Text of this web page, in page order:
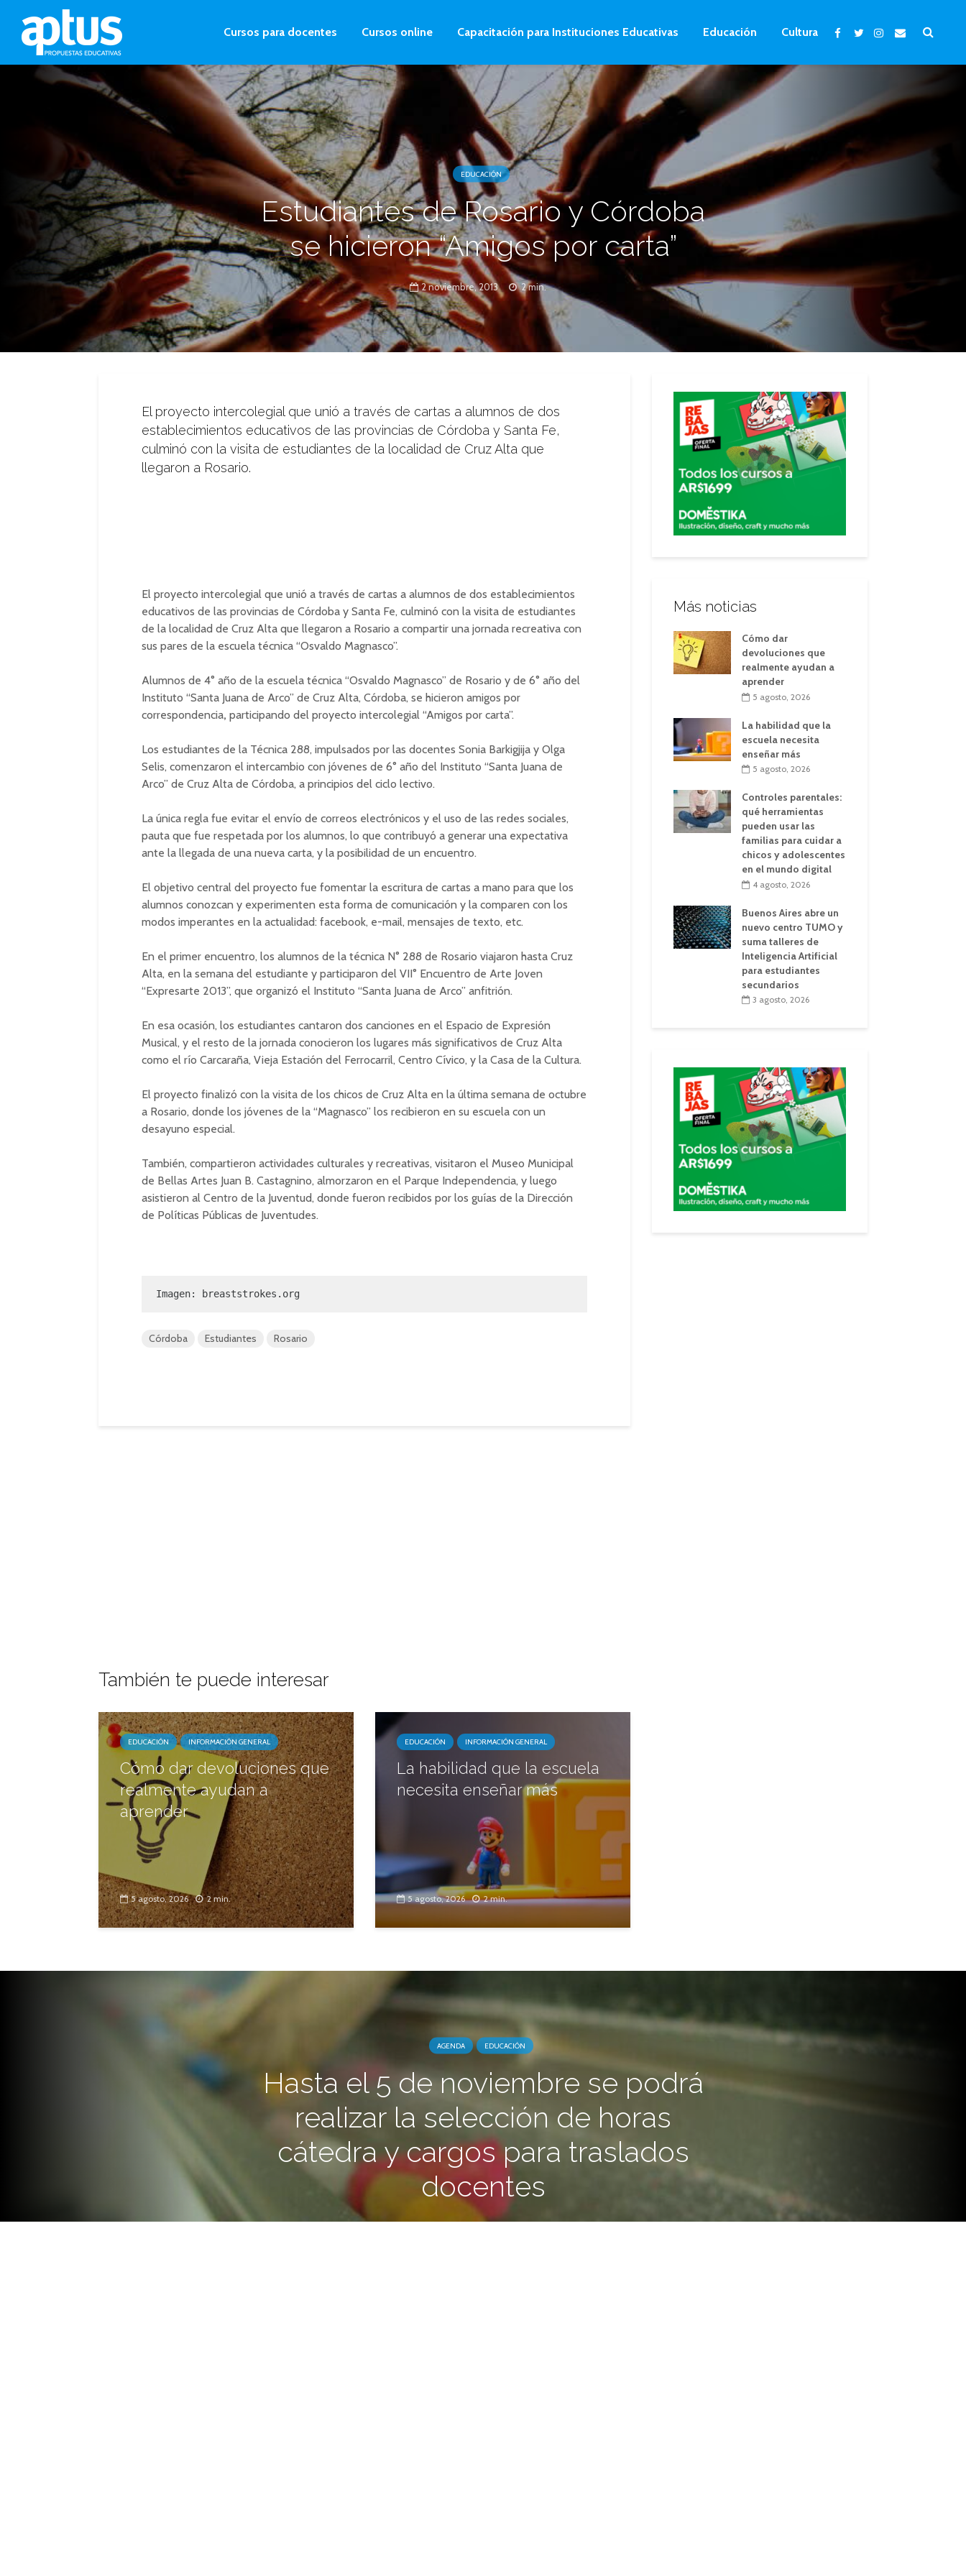
Cursos para docentes Cursos online Capacitación para Instituciones Educativas Educación Cultura
EDUCACIÓN
Estudiantes de Rosario y Córdoba
se hicieron “Amigos por carta”
2 noviembre, 2013 2 min.
El proyecto intercolegial que unió a través de cartas a alumnos de dos
establecimientos educativos de las provincias de Córdoba y Santa Fe,
culminó con la visita de estudiantes de la localidad de Cruz Alta que
llegaron a Rosario.
El proyecto intercolegial que unió a través de cartas a alumnos de dos establecimientos
educativos de las provincias de Córdoba y Santa Fe, culminó con la visita de estudiantes
de la localidad de Cruz Alta que llegaron a Rosario a compartir una jornada recreativa con
sus pares de la escuela técnica “Osvaldo Magnasco”.
Alumnos de 4° año de la escuela técnica “Osvaldo Magnasco” de Rosario y de 6° año del
Instituto “Santa Juana de Arco” de Cruz Alta, Córdoba, se hicieron amigos por
correspondencia, participando del proyecto intercolegial “Amigos por carta”.
Los estudiantes de la Técnica 288, impulsados por las docentes Sonia Barkigjija y Olga
Selis, comenzaron el intercambio con jóvenes de 6° año del Instituto “Santa Juana de
Arco” de Cruz Alta de Córdoba, a principios del ciclo lectivo.
La única regla fue evitar el envío de correos electrónicos y el uso de las redes sociales,
pauta que fue respetada por los alumnos, lo que contribuyó a generar una expectativa
ante la llegada de una nueva carta, y la posibilidad de un encuentro.
El objetivo central del proyecto fue fomentar la escritura de cartas a mano para que los
alumnos conozcan y experimenten esta forma de comunicación y la comparen con los
modos imperantes en la actualidad: facebook, e-mail, mensajes de texto, etc.
En el primer encuentro, los alumnos de la técnica N° 288 de Rosario viajaron hasta Cruz
Alta, en la semana del estudiante y participaron del VII° Encuentro de Arte Joven
“Expresarte 2013”, que organizó el Instituto “Santa Juana de Arco” anfitrión.
En esa ocasión, los estudiantes cantaron dos canciones en el Espacio de Expresión
Musical, y el resto de la jornada conocieron los lugares más significativos de Cruz Alta
como el río Carcaraña, Vieja Estación del Ferrocarril, Centro Cívico, y la Casa de la Cultura.
El proyecto finalizó con la visita de los chicos de Cruz Alta en la última semana de octubre
a Rosario, donde los jóvenes de la “Magnasco” los recibieron en su escuela con un
desayuno especial.
También, compartieron actividades culturales y recreativas, visitaron el Museo Municipal
de Bellas Artes Juan B. Castagnino, almorzaron en el Parque Independencia, y luego
asistieron al Centro de la Juventud, donde fueron recibidos por los guías de la Dirección
de Políticas Públicas de Juventudes.
Imagen: breaststrokes.org
Córdoba Estudiantes Rosario
También te puede interesar
EDUCACIÓN INFORMACIÓN GENERAL
Cómo dar devoluciones que
realmente ayudan a
aprender
5 agosto, 2026 2 min.
EDUCACIÓN INFORMACIÓN GENERAL
La habilidad que la escuela
necesita enseñar más
5 agosto, 2026 2 min.
Más noticias
Cómo dar
devoluciones que
realmente ayudan a
aprender
5 agosto, 2026
La habilidad que la
escuela necesita
enseñar más
5 agosto, 2026
Controles parentales:
qué herramientas
pueden usar las
familias para cuidar a
chicos y adolescentes
en el mundo digital
4 agosto, 2026
Buenos Aires abre un
nuevo centro TUMO y
suma talleres de
Inteligencia Artificial
para estudiantes
secundarios
3 agosto, 2026
AGENDA EDUCACIÓN
Hasta el 5 de noviembre se podrá
realizar la selección de horas
cátedra y cargos para traslados
docentes